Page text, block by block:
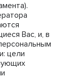
Вас, и, в
цели